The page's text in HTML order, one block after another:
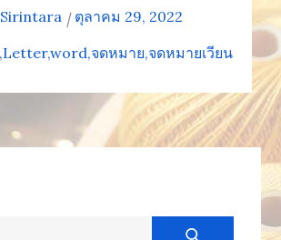
Sirintara
ตุลาคม 29, 2022
Letterword จดหมาย จดหมายเวียน